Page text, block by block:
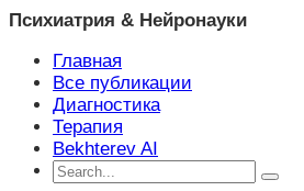
Психиатрия & Нейронауки
Главная
Все публикации
Диагностика
Терапия
Bekhterev AI